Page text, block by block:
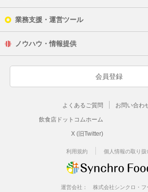
業務支援・運営ツール
ノウハウ・情報提供
会員登録
よくあるご質問 お問い合わ
飲食店ドットコムホーム
X (旧Twitter)
利用規約 個人情報の取り扱
運営会社： 株式会社シンクロ・フ